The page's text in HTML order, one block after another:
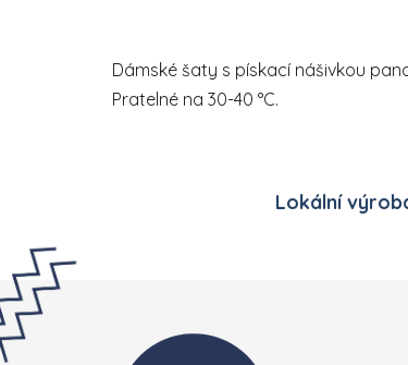
1 382,88 Kč
Dámské šaty s pískací nášivkou
Pratelné na 30-40 °C.
Lokální
Zápatí